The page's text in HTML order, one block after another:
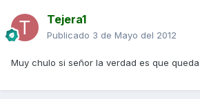
Tejera1
Publicado 3 de Mayo del 2012
Muy chulo si señor la verdad es que